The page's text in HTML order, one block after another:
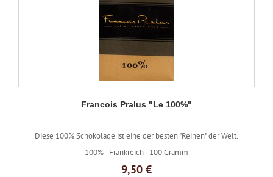
Francois Pralus "Le 100%"
Diese 100% Schokolade ist eine der besten "Reinen" der Welt.
100% - Frankreich - 100 Gramm
9,50 €